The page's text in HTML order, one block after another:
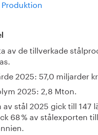
av de tillverkade
2025: 57,0 miljarder
2025: 2,8 Mton.
av stål 2025 gick till 147
68 % av stålexporten